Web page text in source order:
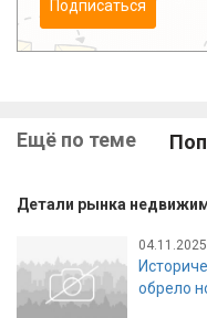
Подписаться
Ещё по теме
Детали рынка
обрело